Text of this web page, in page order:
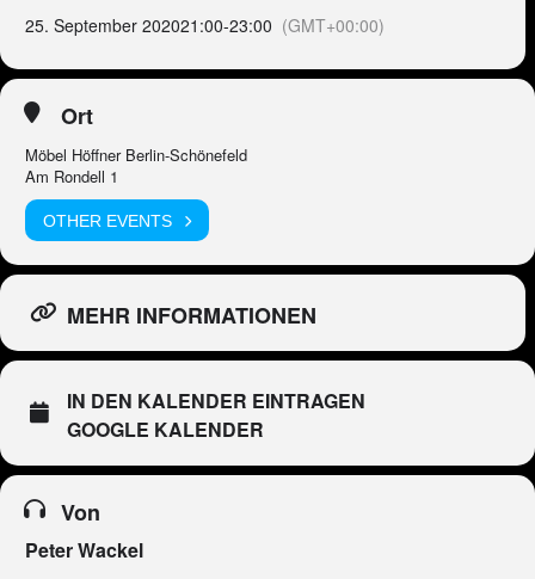
25. September 202021:00-23:00 (GMT+00:00)
Ort
Möbel Höffner Berlin-Schönefeld
Am Rondell 1
OTHER EVENTS
MEHR INFORMATIONEN
IN DEN KALENDER EINTRAGEN
GOOGLE KALENDER
Von
Peter Wackel